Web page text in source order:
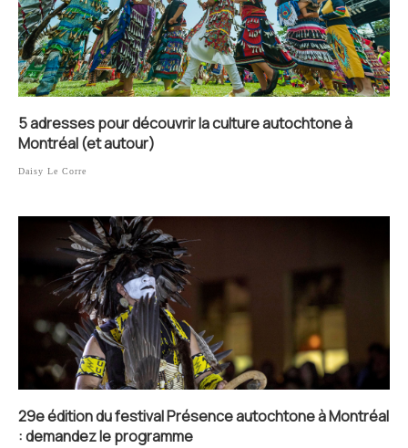
5 adresses pour découvrir la culture autochtone à
Montréal (et autour)
Daisy Le Corre
29e édition du festival Présence autochtone à Montréal
: demandez le programme